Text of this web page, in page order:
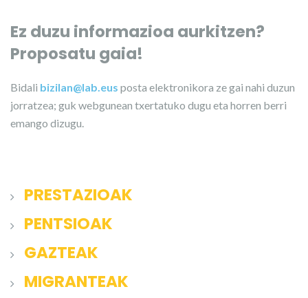
Ez duzu informazioa aurkitzen?
Proposatu gaia!
Bidali bizilan@lab.eus posta elektronikora ze gai nahi duzun
jorratzea; guk webgunean txertatuko dugu eta horren berri
emango dizugu.
PRESTAZIOAK
PENTSIOAK
GAZTEAK
MIGRANTEAK